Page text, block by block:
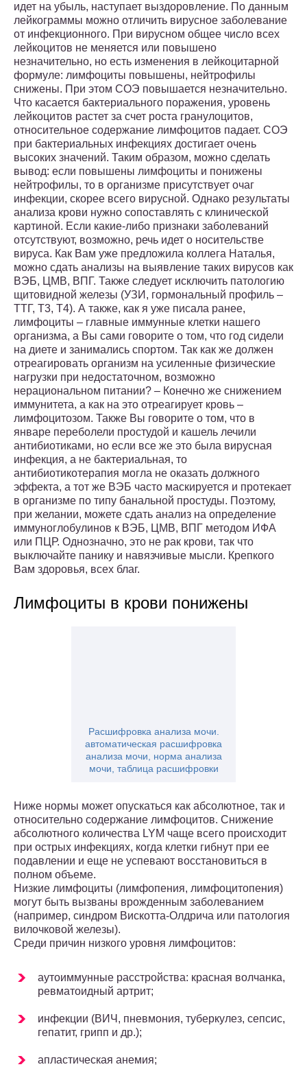
идет на убыль, наступает выздоровление. По данным
лейкограммы можно отличить вирусное заболевание
от инфекционного. При вирусном общее число всех
лейкоцитов не меняется или повышено
незначительно, но есть изменения в лейкоцитарной
формуле: лимфоциты повышены, нейтрофилы
снижены. При этом СОЭ повышается незначительно.
Что касается бактериального поражения, уровень
лейкоцитов растет за счет роста гранулоцитов,
относительное содержание лимфоцитов падает. СОЭ
при бактериальных инфекциях достигает очень
высоких значений. Таким образом, можно сделать
вывод: если повышены лимфоциты и понижены
нейтрофилы, то в организме присутствует очаг
инфекции, скорее всего вирусной. Однако результаты
анализа крови нужно сопоставлять с клинической
картиной. Если какие-либо признаки заболеваний
отсутствуют, возможно, речь идет о носительстве
вируса. Как Вам уже предложила коллега Наталья,
можно сдать анализы на выявление таких вирусов как
ВЭБ, ЦМВ, ВПГ. Также следует исключить патологию
щитовидной железы (УЗИ, гормональный профиль –
ТТГ, Т3, Т4). А также, как я уже писала ранее,
лимфоциты – главные иммунные клетки нашего
организма, а Вы сами говорите о том, что год сидели
на диете и занимались спортом. Так как же должен
отреагировать организм на усиленные физические
нагрузки при недостаточном, возможно
нерациональном питании? – Конечно же снижением
иммунитета, а как на это отреагирует кровь –
лимфоцитозом. Также Вы говорите о том, что в
январе переболели простудой и кашель лечили
антибиотиками, но если все же это была вирусная
инфекция, а не бактериальная, то
антибиотикотерапия могла не оказать должного
эффекта, а тот же ВЭБ часто маскируется и протекает
в организме по типу банальной простуды. Поэтому,
при желании, можете сдать анализ на определение
иммуноглобулинов к ВЭБ, ЦМВ, ВПГ методом ИФА
или ПЦР. Однозначно, это не рак крови, так что
выключайте панику и навязчивые мысли. Крепкого
Вам здоровья, всех благ.
Лимфоциты в крови понижены
Расшифровка анализа мочи.
автоматическая расшифровка
анализа мочи, норма анализа
мочи, таблица расшифровки
Ниже нормы может опускаться как абсолютное, так и
относительно содержание лимфоцитов. Снижение
абсолютного количества LYM чаще всего происходит
при острых инфекциях, когда клетки гибнут при ее
подавлении и еще не успевают восстановиться в
полном объеме.
Низкие лимфоциты (лимфопения, лимфоцитопения)
могут быть вызваны врожденным заболеванием
(например, синдром Вискотта-Олдрича или патология
вилочковой железы).
Среди причин низкого уровня лимфоцитов:
аутоиммунные расстройства: красная волчанка,
ревматоидный артрит;
инфекции (ВИЧ, пневмония, туберкулез, сепсис,
гепатит, грипп и др.);
апластическая анемия;